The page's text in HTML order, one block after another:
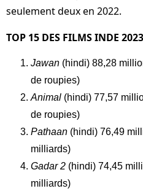
seulement deux en 2022.
TOP 15 DES FILMS INDE
Jawan (hindi) 88,28
de roupies)
Animal (hindi) 77,57
de roupies)
Pathaan (hindi) 76,49
milliards)
Gadar 2 (hindi) 74,45
milliards)